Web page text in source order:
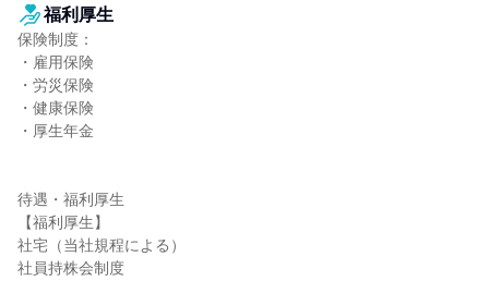
福利厚生
保険制度：
・雇用保険
・労災保険
・健康保険
・厚生年金
待遇・福利厚生
【福利厚生】
社宅（当社規程による）
社員持株会制度